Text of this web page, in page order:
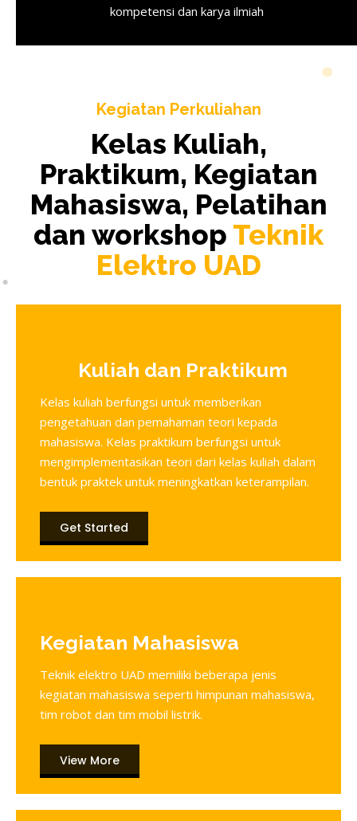
kompetensi dan karya ilmiah
Kegiatan Perkuliahan
Kelas Kuliah,
Praktikum, Kegiatan
Mahasiswa, Pelatihan
dan workshop Teknik
Elektro UAD
Kuliah dan Praktikum
Kelas kuliah berfungsi untuk memberikan
pengetahuan dan pemahaman teori kepada
mahasiswa. Kelas praktikum berfungsi untuk
mengimplementasikan teori dari kelas kuliah dalam
bentuk praktek untuk meningkatkan keterampilan.
Get Started
Kegiatan Mahasiswa
Teknik elektro UAD memiliki beberapa jenis
kegiatan mahasiswa seperti himpunan mahasiswa,
tim robot dan tim mobil listrik.
View More